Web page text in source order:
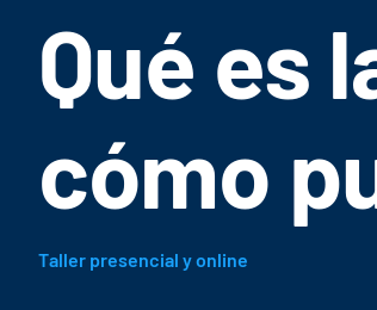
Qué es
cómo
Taller presencial y online